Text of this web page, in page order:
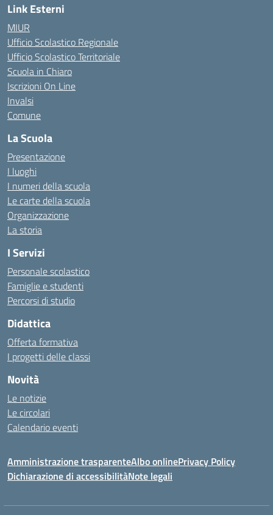
Link Esterni
MIUR
Ufficio Scolastico Regionale
Ufficio Scolastico Territoriale
Scuola in Chiaro
Iscrizioni On Line
Invalsi
Comune
La Scuola
Presentazione
I luoghi
I numeri della scuola
Le carte della scuola
Organizzazione
La storia
I Servizi
Personale scolastico
Famiglie e studenti
Percorsi di studio
Didattica
Offerta formativa
I progetti delle classi
Novità
Le notizie
Le circolari
Calendario eventi
Amministrazione trasparenteAlbo onlinePrivacy Policy
Dichiarazione di accessibilitàNote legali